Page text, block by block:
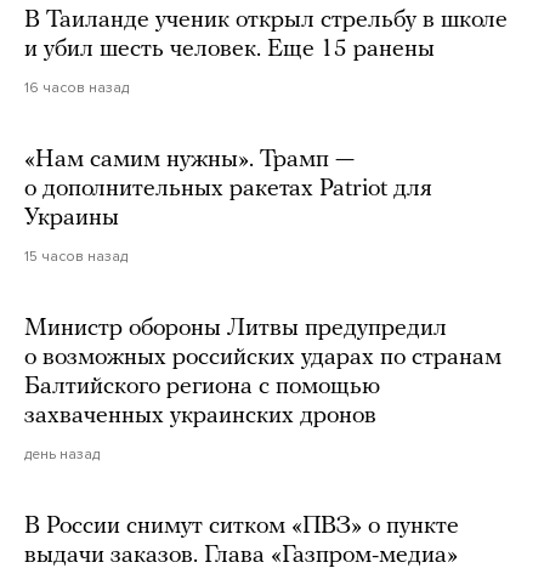
В Таиланде ученик открыл стрельбу в школе
и убил шесть человек. Еще 15 ранены
16 часов назад
«Нам самим нужны». Трамп —
о дополнительных ракетах Patriot для
Украины
15 часов назад
Министр обороны Литвы предупредил
о возможных российских ударах по странам
Балтийского региона с помощью
захваченных украинских дронов
день назад
В России снимут ситком «ПВЗ» о пункте
выдачи заказов. Глава «Газпром-медиа»